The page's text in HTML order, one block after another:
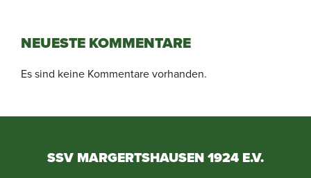
NEUESTE KOMMENTARE
Es sind keine Kommentare vorhanden.
SSV MARGERTSHAUSEN 1924 E.V.